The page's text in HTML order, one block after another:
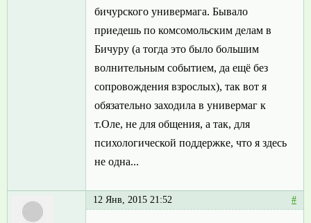
бичурского универмага. Бывало
приедешь по комсомольским делам в
Бичуру (а тогда это было большим
волнительным событием, да ещё без
сопровождения взрослых), так вот я
обязательно заходила в универмаг к
т.Оле, не для общения, а так, для
психологической поддержке, что я здесь
не одна...
12 Янв, 2015 21:52 #